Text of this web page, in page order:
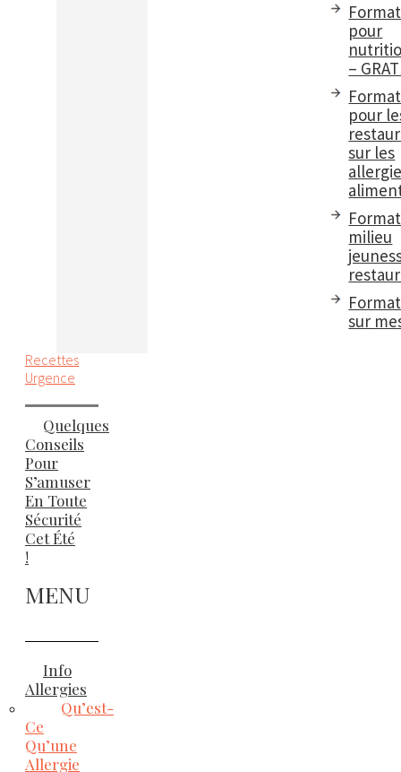
pour
–
pour
sur les
milieu
sur
Recettes
Urgence
Quelques
Conseils
Pour
S’amuser
En Toute
Sécurité
Cet Été
!
MENU
Info
Allergies
Qu’est-
Ce
Qu’une
Allergie